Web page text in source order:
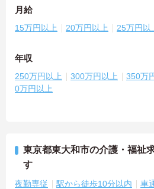
月給
15万円以上 20万円以上 25万円以
年収
250万円以上 300万円以上 350万
0万円以上
東京都東大和市の介護・福祉
す
夜勤専従 駅から徒歩10分以内 車